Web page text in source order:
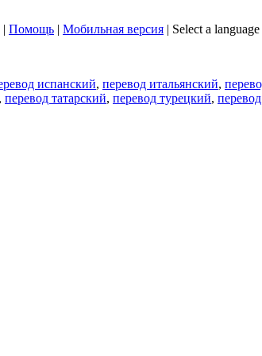
| Помощь | Мобильная версия | Select a language
испанский, перевод итальянский,
, перевод татарский, перевод турецкий,